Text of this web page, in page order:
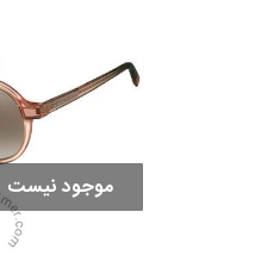
موجود نیست